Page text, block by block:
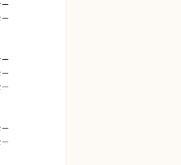
ー
ー
ー
ー
ー
ー
ー